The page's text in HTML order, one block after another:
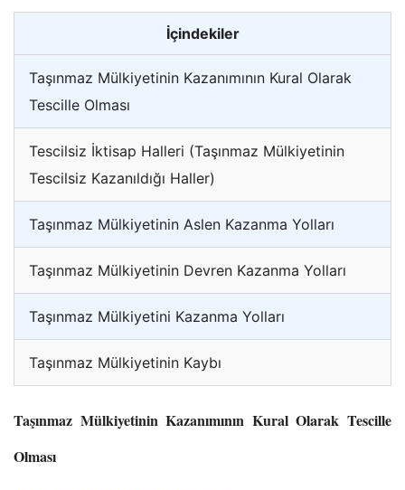
İçindekiler
Taşınmaz Mülkiyetinin Kazanımının Kural Olarak
Tescille Olması
Tescilsiz İktisap Halleri (Taşınmaz Mülkiyetinin
Tescilsiz Kazanıldığı Haller)
Taşınmaz Mülkiyetinin Aslen Kazanma Yolları
Taşınmaz Mülkiyetinin Devren Kazanma Yolları
Taşınmaz Mülkiyetini Kazanma Yolları
Taşınmaz Mülkiyetinin Kaybı
Taşınmaz Mülkiyetinin Kazanımının Kural Olarak Tescille
Olması